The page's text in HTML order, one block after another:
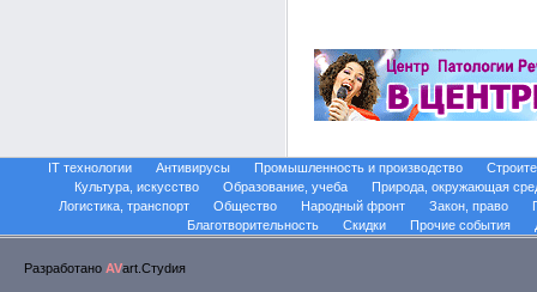
IT технологии Антивирусы Промышленность и производство
Культура, искусство
Образование, учеба
Природа, окружающая
Логистика, транспорт
Общество Народный фронт Закон, право
Благотворительность
Скидки Прочие события
Разработано AVart.Стуdия